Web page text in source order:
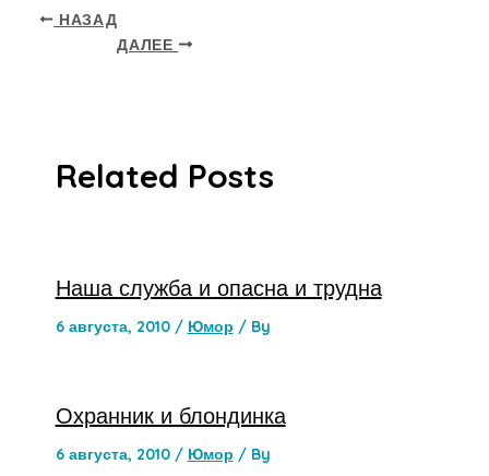
НАЗАД
ДАЛЕЕ
Related Posts
Наша служба и опасна и трудна
6 августа, 2010 / Юмор / By
Охранник и блондинка
6 августа, 2010 / Юмор / By